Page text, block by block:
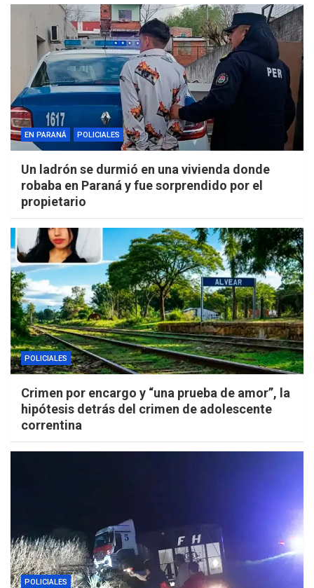
EN PARANÁ POLICIALES
Un ladrón se durmió en una vivienda donde
robaba en Paraná y fue sorprendido por el
propietario
POLICIALES
Crimen por encargo y “una prueba de amor”, la
hipótesis detrás del crimen de adolescente
correntina
POLICIALES